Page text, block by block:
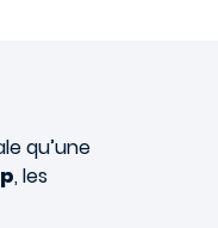
qu’une
, les